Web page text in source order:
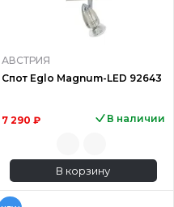
АВСТРИЯ
Спот Eglo Magnum-LED 92643
7 290 ₽ В наличии
В корзину